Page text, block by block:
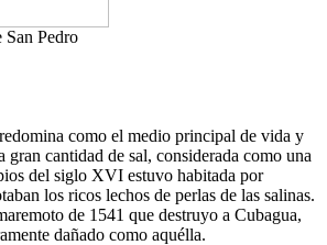
San Pedro
como el medio principal de vida y
gran cantidad de sal, considerada como una
del siglo XVI estuvo habitada por
los ricos lechos de perlas de las salinas.
de 1541 que destruyo a Cubagua,
dañado como aquélla.